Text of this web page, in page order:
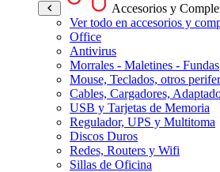
Accesorios y
Ver todo en accesorios y
Office
Antivirus
Morrales - Maletines - Fundas
Mouse, Teclados, otros
Cables, Cargadores,
USB y Tarjetas de Memoria
Regulador, UPS y Multitoma
Discos Duros
Redes, Routers y Wifi
Sillas de Oficina